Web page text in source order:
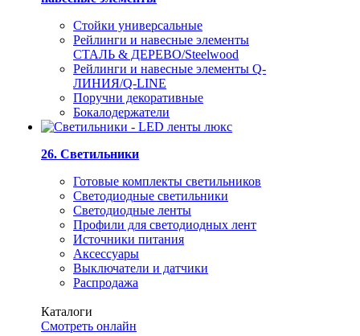
Стойки универсальные
Рейлинги и навесные элементы
СТАЛЬ & ДЕРЕВО/Steelwood
Рейлинги и навесные элементы Q-
ЛИНИЯ/Q-LINE
Поручни декоративные
Бокалодержатели
26. Светильники
Готовые комплекты светильников
Светодиодные светильники
Светодиодные ленты
Профили для светодиодных лент
Источники питания
Аксессуары
Выключатели и датчики
Распродажа
Каталоги
Смотреть онлайн